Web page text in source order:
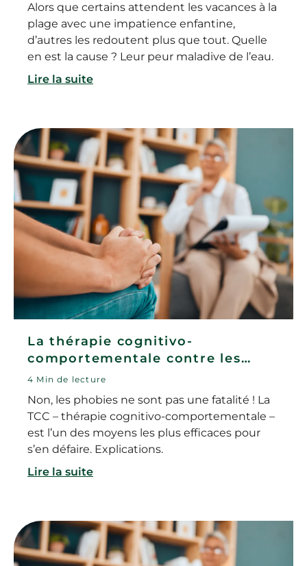
Alors que certains attendent les vacances à la
plage avec une impatience enfantine,
d’autres les redoutent plus que tout. Quelle
en est la cause ? Leur peur maladive de l’eau.
Lire la suite
La thérapie cognitivo-
comportementale contre les
phobies
4 Min de lecture
Non, les phobies ne sont pas une fatalité ! La
TCC – thérapie cognitivo-comportementale –
est l’un des moyens les plus efficaces pour
s’en défaire. Explications.
Lire la suite